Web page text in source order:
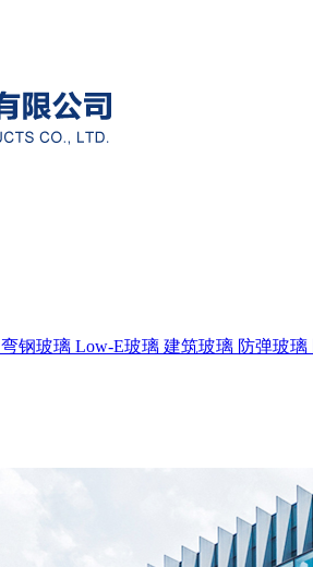
弯钢玻璃 Low-E玻璃 建筑玻璃 防弹玻璃